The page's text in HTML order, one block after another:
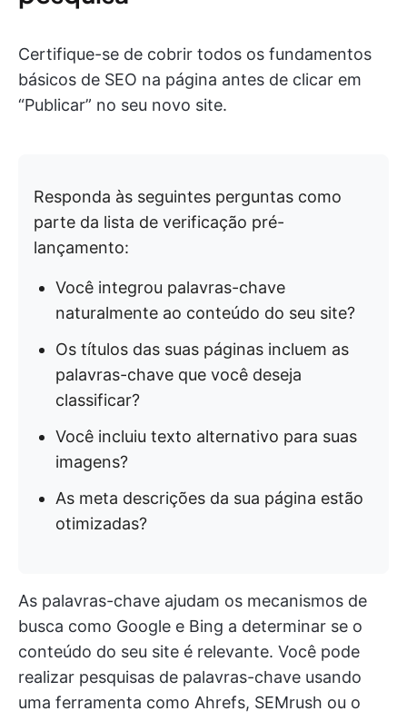
Certifique-se de cobrir todos os fundamentos
básicos de SEO na página antes de clicar em
“Publicar” no seu novo site.
Responda às seguintes perguntas como
parte da lista de verificação pré-
lançamento:
Você integrou palavras-chave
naturalmente ao conteúdo do seu site?
Os títulos das suas páginas incluem as
palavras-chave que você deseja
classificar?
Você incluiu texto alternativo para suas
imagens?
As meta descrições da sua página estão
otimizadas?
As palavras-chave ajudam os mecanismos de
busca como Google e Bing a determinar se o
conteúdo do seu site é relevante. Você pode
realizar pesquisas de palavras-chave usando
uma ferramenta como Ahrefs, SEMrush ou o